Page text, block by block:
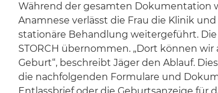
Während der gesamten Dokumentation
Anamnese verlässt die Frau die Klinik
stationäre Behandlung weitergeführt.
STORCH übernommen. „Dort können
Geburt“, beschreibt Jäger den Ablauf.
die nachfolgenden Formulare und